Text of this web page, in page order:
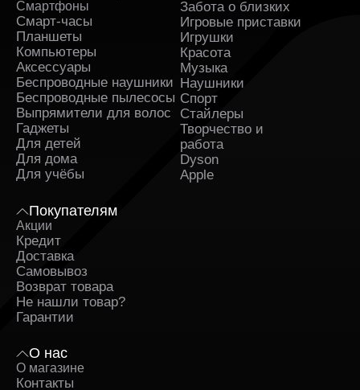
Смартфоны
Смарт-часы
Планшеты
Компьютеры
Аксессуары
Беспроводные наушники
Беспроводные пылесосы
Выпрямители для волос
Гаджеты
Для детей
Для дома
Для учёбы
Забота о близких
Игровые приставки
Игрушки
Красота
Музыка
Наушники
Спорт
Стайлеры
Творчество и
работа
Dyson
Apple
Покупателям
Акции
Кредит
Доставка
Самовывоз
Возврат товара
Не нашли товар?
Гарантии
О нас
О магазине
Контакты